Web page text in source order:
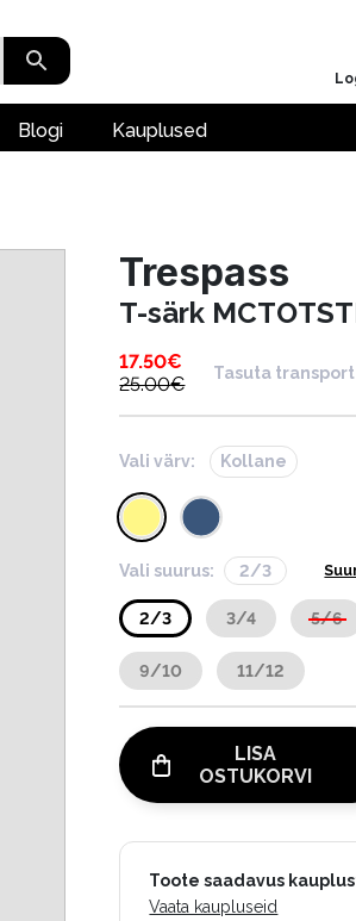
Blogi Kauplused
Trespass
T-särk
17.50€
25.00€
Tasuta
Vali värv: Kollane
Vali suurus: 2/3
2/3 3/4 5/6
9/10 11/12
LISA
OSTUKORVI
Toote saadavus
Vaata kaupluseid